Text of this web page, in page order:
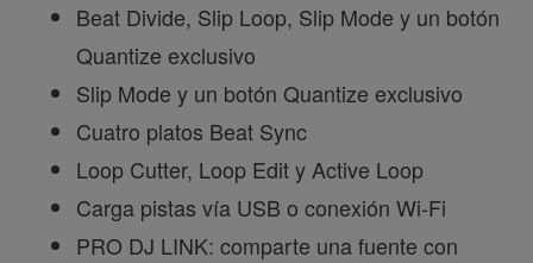
Beat Divide, Slip Loop, Slip Mode y un botón
Quantize exclusivo
Slip Mode y un botón Quantize exclusivo
Cuatro platos Beat Sync
Loop Cutter, Loop Edit y Active Loop
Carga pistas vía USB o conexión Wi-Fi
PRO DJ LINK: comparte una fuente con